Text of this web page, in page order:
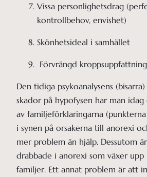
Vissa personlighetsdrag
kontrollbehov, envishet)
Skönhetsideal i samhället
Förvrängd kroppsuppfattning
Den tidiga psykoanalysens
skador på hypofysen har man
av familjeförklaringarna
i synen på orsakerna till anorexi
mer problem än hjälp. Dessutom
drabbade i anorexi som växer upp
familjer. Ett annat problem är att